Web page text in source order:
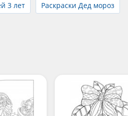
3 лет Раскраски Дед мороз